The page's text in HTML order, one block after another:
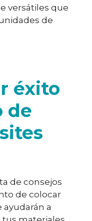
versátiles que
de
éxito
de
de consejos
de colocar
a